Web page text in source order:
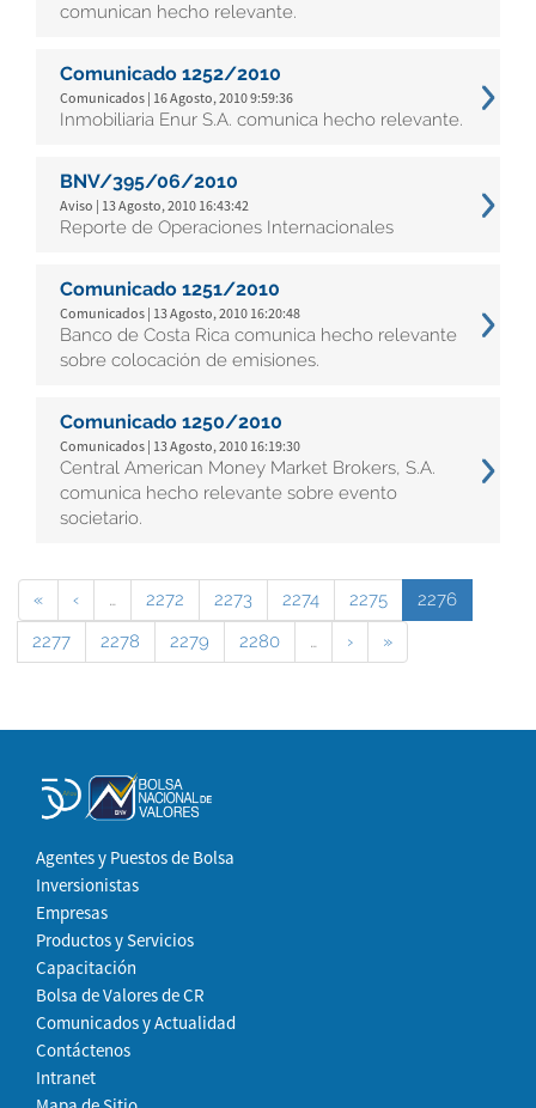
comunican hecho relevante.
Comunicado 1252/2010
Comunicados | 16 Agosto, 2010 9:59:36
Inmobiliaria Enur S.A. comunica hecho relevante.
BNV/395/06/2010
Aviso | 13 Agosto, 2010 16:43:42
Reporte de Operaciones Internacionales
Comunicado 1251/2010
Comunicados | 13 Agosto, 2010 16:20:48
Banco de Costa Rica comunica hecho relevante
sobre colocación de emisiones.
Comunicado 1250/2010
Comunicados | 13 Agosto, 2010 16:19:30
Central American Money Market Brokers, S.A.
comunica hecho relevante sobre evento
societario.
« ‹ … 2272 2273 2274 2275
2276
2277
2278 2279 2280 … › »
Agentes y Puestos de Bolsa
Inversionistas
Empresas
Productos y Servicios
Capacitación
Bolsa de Valores de CR
Comunicados y Actualidad
Contáctenos
Intranet